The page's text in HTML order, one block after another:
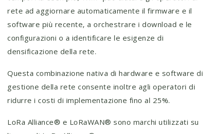
rete ad aggiornare automaticamente il firmware e il
software più recente, a orchestrare i download e le
configurazioni o a identificare le esigenze di
densificazione della rete.
Questa combinazione nativa di hardware e software di
gestione della rete consente inoltre agli operatori di
ridurre i costi di implementazione fino al 25%.
LoRa Alliance® e LoRaWAN® sono marchi utilizzati su